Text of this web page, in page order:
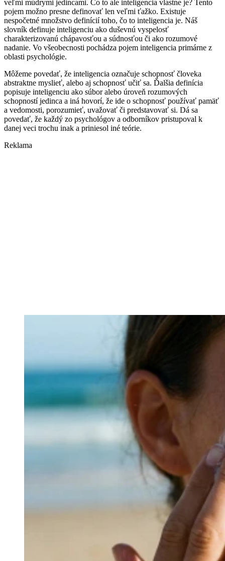
veľmi múdrymi jedincami. Čo to ale inteligencia vlastne je? Tento
pojem možno presne definovať len veľmi ťažko. Existuje
nespočetné množstvo definícií toho, čo to inteligencia je. Náš
slovník definuje inteligenciu ako duševnú vyspelosť
charakterizovanú chápavosťou a súdnosťou či ako rozumové
nadanie. Vo všeobecnosti pochádza pojem inteligencia primárne z
oblasti psychológie.
Môžeme povedať, že inteligencia označuje schopnosť človeka
abstraktne myslieť, alebo aj schopnosť učiť sa. Ďalšia definícia
popisuje inteligenciu ako súbor alebo úroveň rozumových
schopností jedinca a iná hovorí, že ide o schopnosť používať pamäť
a vedomosti, porozumieť, uvažovať či predstavovať si. Dá sa
povedať, že každý zo psychológov a odborníkov pristupoval k
danej veci trochu inak a priniesol iné teórie.
Reklama